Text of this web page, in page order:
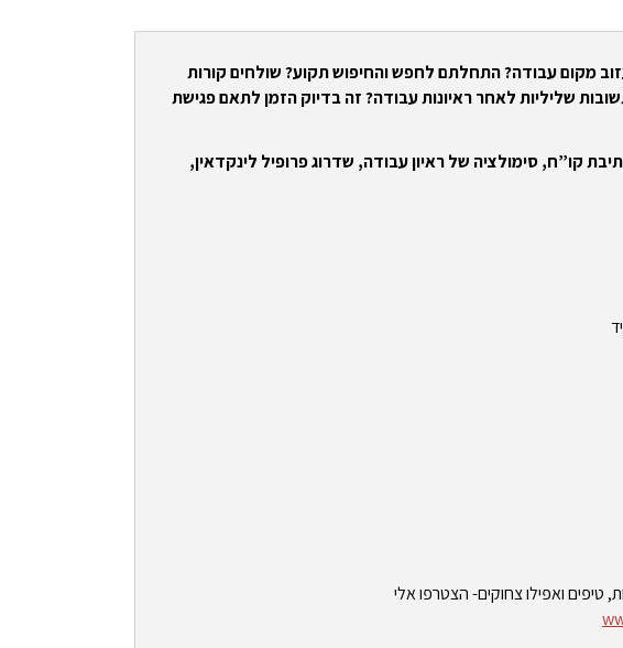
מקום עבודה? התחלתם לחפש והחיפוש תקוע? שולחים קורות
שליליות לאחר ראיונות עבודה? זה בדיוק הזמן לתאם פגישת
קו”ח, סימולציה של ראיון עבודה, שדרוג פרופיל לינקדאין,
טיפים ואפילו צחוקים- הצטרפו אלי